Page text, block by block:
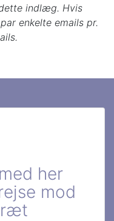
indlæg. Hvis
enkelte emails pr.
her
mod